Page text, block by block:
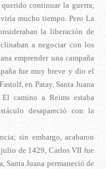
continuar la guerra,
mucho tiempo. Pero La
la liberación de
a negociar con los
emprender una campaña
fue muy breve y dio el
en Patay. Santa Juana
camino a Reims estaba
desapareció con la
sin embargo, acabaron
julio de 1429, Carlos VII fue
Santa Juana permaneció de